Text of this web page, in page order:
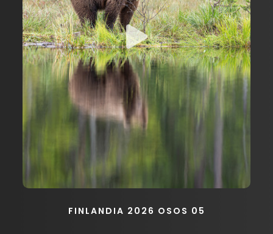
FINLANDIA 2026 OSOS 05